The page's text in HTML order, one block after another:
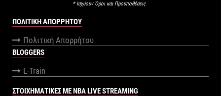
* Ισχύουν Όροι και Προϋποθέσεις
ΠΟΛΙΤΙΚΉ ΑΠΟΡΡΉΤΟΥ
Πολιτική Απορρήτου
BLOGGERS
L-Train
ΣΤΟΙΧΗΜΑΤΙΚΕΣ ΜΕ NBA LIVE STREAMING